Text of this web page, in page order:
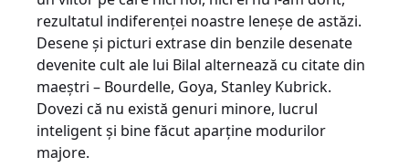
rezultatul indiferenței noastre leneșe de astăzi.
Desene și picturi extrase din benzile desenate
devenite cult ale lui Bilal alternează cu citate din
maeștri – Bourdelle, Goya, Stanley Kubrick.
Dovezi că nu există genuri minore, lucrul
inteligent și bine făcut aparține modurilor
majore.